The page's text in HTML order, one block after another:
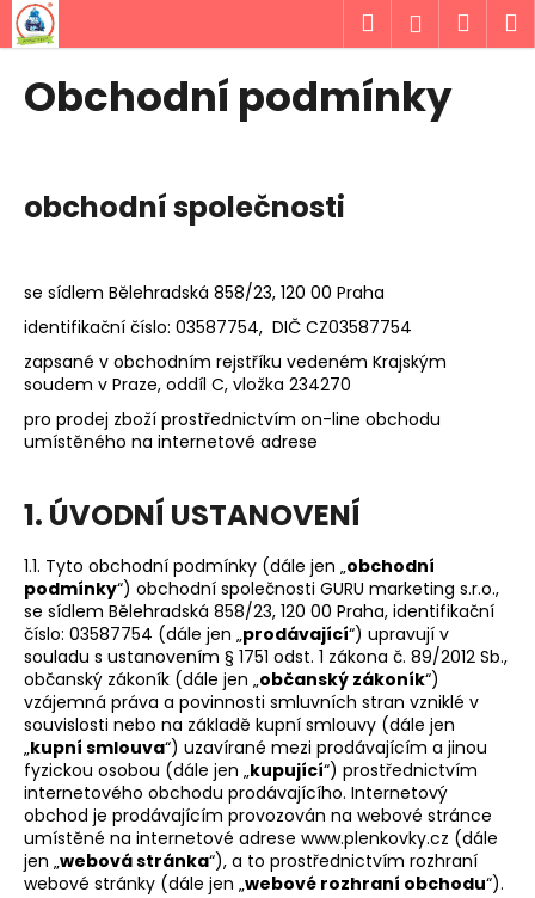
Přejít
na
obsah
Hledat
Obchodní podmínky
obchodní společnosti
se sídlem Bělehradská 858/23, 120 00 Praha
identifikační číslo: 03587754, DIČ CZ03587754
zapsané v obchodním rejstříku vedeném Krajským
soudem v Praze, oddíl C, vložka 234270
pro prodej zboží prostřednictvím on-line obchodu
umístěného na internetové adrese
1. ÚVODNÍ USTANOVENÍ
1.1. Tyto obchodní podmínky (dále jen „obchodní
podmínky“) obchodní společnosti GURU marketing s.r.o.,
se sídlem Bělehradská 858/23, 120 00 Praha, identifikační
číslo: 03587754 (dále jen „prodávající“) upravují v
souladu s ustanovením § 1751 odst. 1 zákona č. 89/2012 Sb.,
občanský zákoník (dále jen „občanský zákoník“)
vzájemná práva a povinnosti smluvních stran vzniklé v
souvislosti nebo na základě kupní smlouvy (dále jen
„kupní smlouva“) uzavírané mezi prodávajícím a jinou
fyzickou osobou (dále jen „kupující“) prostřednictvím
internetového obchodu prodávajícího. Internetový
obchod je prodávajícím provozován na webové stránce
umístěné na internetové adrese www.plenkovky.cz (dále
jen „webová stránka“), a to prostřednictvím rozhraní
webové stránky (dále jen „webové rozhraní obchodu“).
K
o
p
o
ř
e
b
u
j
e
e
n
a
j
í
t
?
HLEDAT